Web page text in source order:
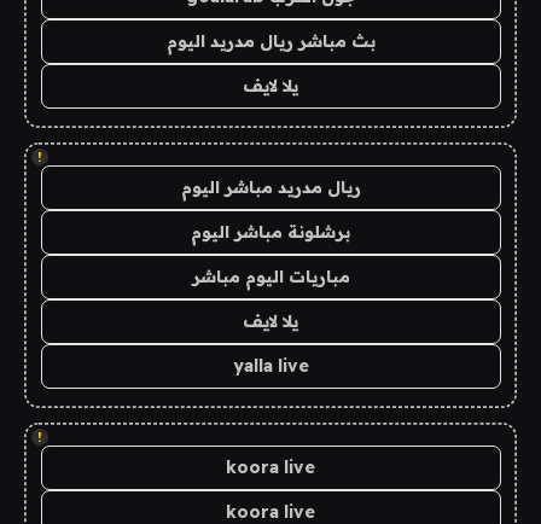
بث مباشر ريال مدريد اليوم
يلا لايف
!
ريال مدريد مباشر اليوم
برشلونة مباشر اليوم
مباريات اليوم مباشر
يلا لايف
yalla live
!
koora live
koora live